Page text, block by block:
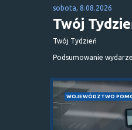
sobota, 8.08.2026
Twój
Twój Tydzień
Podsumowanie
WOJEWÓDZTWO